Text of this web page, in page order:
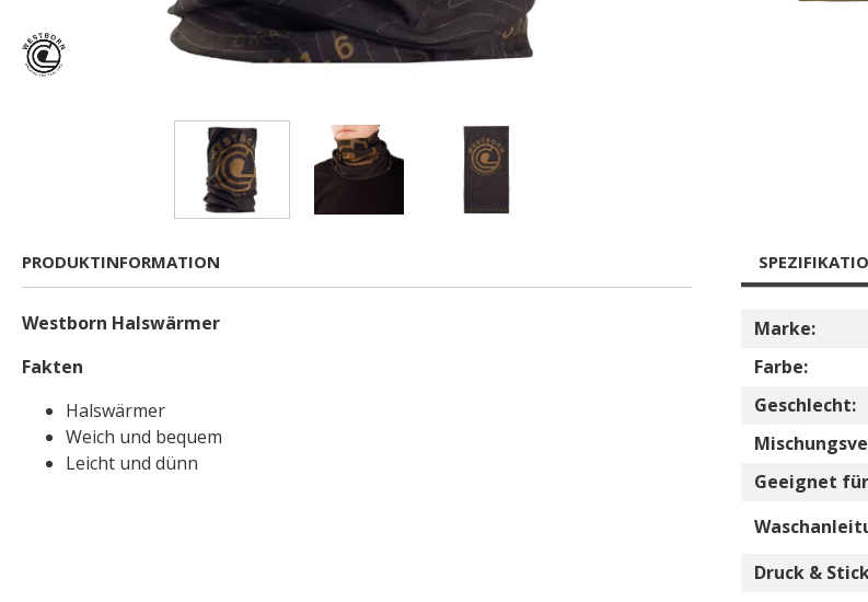
PRODUKTINFORMATION
Westborn Halswärmer
Fakten
Halswärmer
Weich und bequem
Leicht und dünn
Marke:
Farbe:
Geschlecht:
Geeignet
Druck &